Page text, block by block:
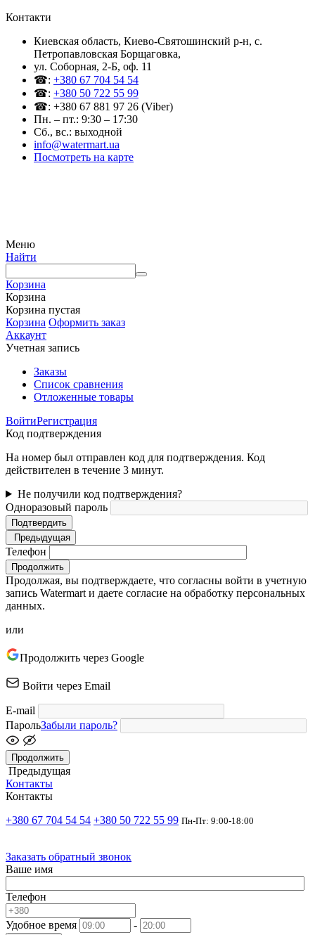
Контакти
Киевская область, Киево-Святошинский р-н, c.
Петропавловская Борщаговка,
ул. Соборная, 2-Б, оф. 11
☎: +380 67 704 54 54
☎: +380 50 722 55 99
☎: +380 67 881 97 26 (Viber)
Пн. – пт.: 9:30 – 17:30
Сб., вс.: выходной
info@watermart.ua
Посмотреть на карте
Меню
Найти
Корзина
Корзина
Корзина пустая
Корзина Оформить заказ
Аккаунт
Учетная запись
Заказы
Список сравнения
Отложенные товары
ВойтиРегистрация
Код подтверждения
На номер был отправлен код для подтверждения. Код
действителен в течение 3 минут.
Не получили код подтверждения?
Одноразовый пароль
Подтвердить
Предыдущая
Телефон
Продолжить
Продолжая, вы подтверждаете, что согласны войти в учетную
запись Watermart и даете согласие на обработку персональных
данных.
или
Продолжить через Google
Войти через Email
E-mail
ПарольЗабыли пароль?
Продолжить
Предыдущая
Контакты
Контакты
+380 67 704 54 54 +380 50 722 55 99 Пн-Пт: 9:00-18:00
Заказать обратный звонок
Ваше имя
Телефон
Удобное время -